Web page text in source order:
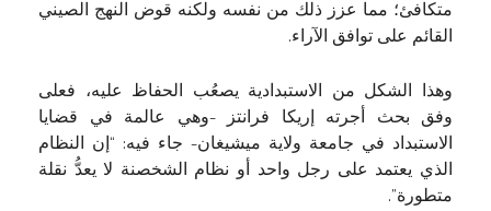
متكافئ؛ مما عزز ذلك من نفسه ولكنه قوض النهج الصيني
القائم على توافق الآراء.
وهذا الشكل من الاستبدادية يصعُب الحفاظ عليه، فعلى
وفق بحث أجرته إريكا فرانتز -وهي عالمة في قضايا
الاستبداد في جامعة ولاية ميشيغان- جاء فيه: “إن النظام
الذي يعتمد على رجل واحد أو نظام الشخصنة لا يعدُّ نقلة
متطورة”.